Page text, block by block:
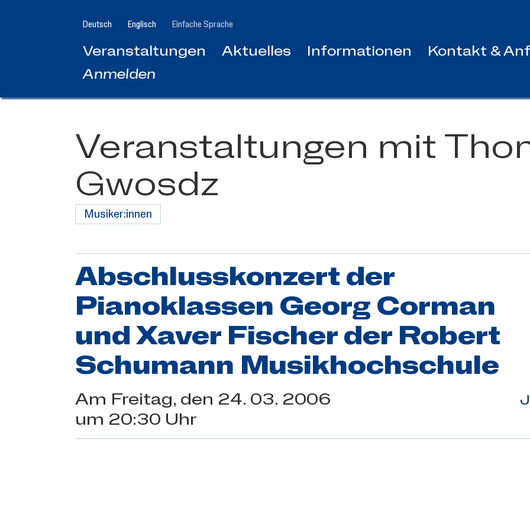
Deutsch Englisch Einfache Sprache
Veranstaltungen Aktuelles Informationen
Kontakt &
Anmelden
Veranstaltungen mit
Gwosdz
Musiker:innen
Abschlusskonzert der
Pianoklassen Georg Corman
und Xaver Fischer der Robert
Schumann Musikhochschule
Am Freitag, den 24. 03. 2006
um 20:30 Uhr